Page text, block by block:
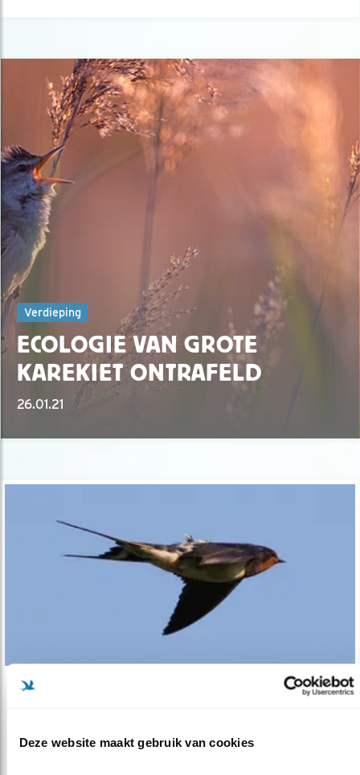
Deze website maakt gebruik van cookies
Verdieping
ECOLOGIE VAN GROTE
KAREKIET ONTRAFELD
26.01.21
Verdieping
04.06.20Fijne voorbeelden van wat zenderonderzoek